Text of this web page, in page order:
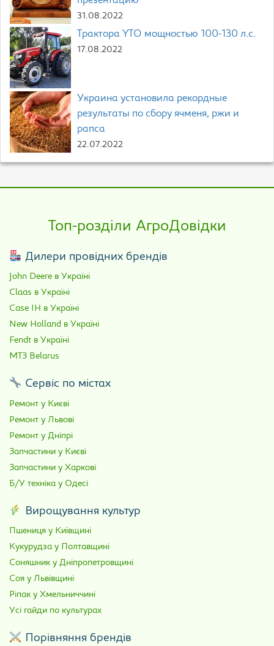
31.08.2022
Трактора YTO мощностью 100-130 л.с.
17.08.2022
Украина установила рекордные
результаты по сбору ячменя, ржи и
рапса
22.07.2022
Топ-розділи АгроДовідки
Дилери провідних брендів
John Deere в Україні
Claas в Україні
Case IH в Україні
New Holland в Україні
Fendt в Україні
МТЗ Belarus
Сервіс по містах
Ремонт у Києві
Ремонт у Львові
Ремонт у Дніпрі
Запчастини у Києві
Запчастини у Харкові
Б/У техніка у Одесі
Вирощування культур
Пшениця у Київщині
Кукурудза у Полтавщині
Соняшник у Дніпропетровщині
Соя у Львівщині
Ріпак у Хмельниччині
Усі гайди по культурах
Порівняння брендів